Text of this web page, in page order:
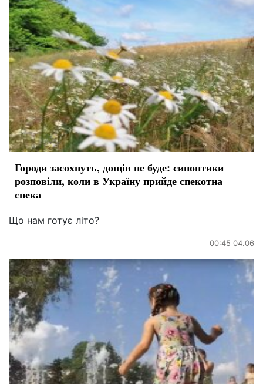
Городи засохнуть, дощів не буде: синоптики
розповіли, коли в Україну прийде спекотна
спека
Що нам готує літо?
00:45 04.06